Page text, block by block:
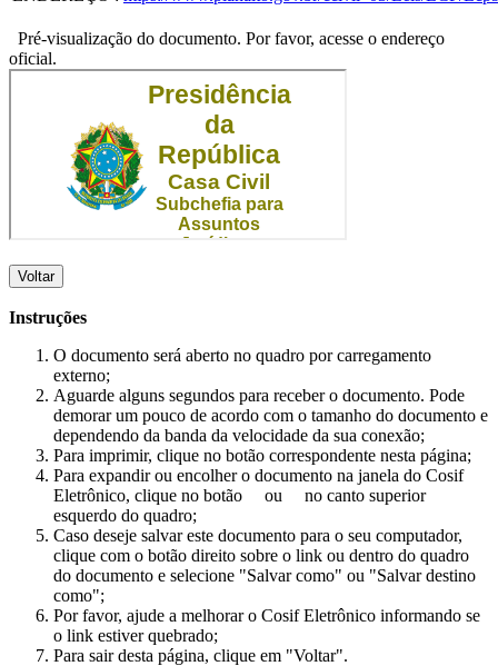
Pré-visualização do documento. Por favor, acesse o endereço
oficial.
Voltar
Instruções
O documento será aberto no quadro por carregamento
externo;
Aguarde alguns segundos para receber o documento. Pode
demorar um pouco de acordo com o tamanho do documento e
dependendo da banda da velocidade da sua conexão;
Para imprimir, clique no botão correspondente nesta página;
Para expandir ou encolher o documento na janela do Cosif
Eletrônico, clique no botão
ou
no canto superior
esquerdo do quadro;
Caso deseje salvar este documento para o seu computador,
clique com o botão direito sobre o link ou dentro do quadro
do documento e selecione "Salvar como" ou "Salvar destino
como";
Por favor, ajude a melhorar o Cosif Eletrônico informando se
o link estiver quebrado;
Para sair desta página, clique em "Voltar".